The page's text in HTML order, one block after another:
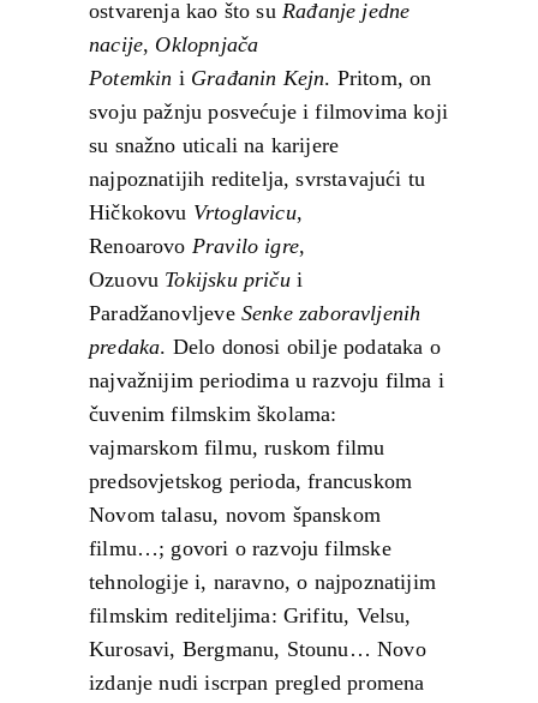
ostvarenja kao što su Rađanje jedne
nacije, Oklopnjača
Potemkin i Građanin Kejn. Pritom, on
svoju pažnju posvećuje i filmovima koji
su snažno uticali na karijere
najpoznatijih reditelja, svrstavajući tu
Hičkokovu Vrtoglavicu,
Renoarovo Pravilo igre,
Ozuovu Tokijsku pričui
Paradžanovljeve Senke zaboravljenih
predaka. Delo donosi obilje podataka o
najvažnijim periodima u razvoju filma i
čuvenim filmskim školama:
vajmarskom filmu, ruskom filmu
predsovjetskog perioda, francuskom
Novom talasu, novom španskom
filmu…; govori o razvoju filmske
tehnologije i, naravno, o najpoznatijim
filmskim rediteljima: Grifitu, Velsu,
Kurosavi, Bergmanu, Stounu… Novo
izdanje nudi iscrpan pregled promena